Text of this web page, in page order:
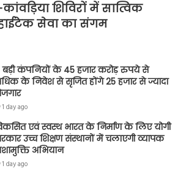
कांवड़िया शिविरों में सात्विक
सेवा का संगम
बड़ी कंपनियों के 45 हजार करोड़ रुपये से
के निवेश से सृजित होंगे 25 हजार से ज्यादा
1 day ago
एवं स्वस्थ भारत के निर्माण के लिए योगी
उच्च शिक्षण संस्थानों में चलाएगी व्यापक
अभियान
1 day ago